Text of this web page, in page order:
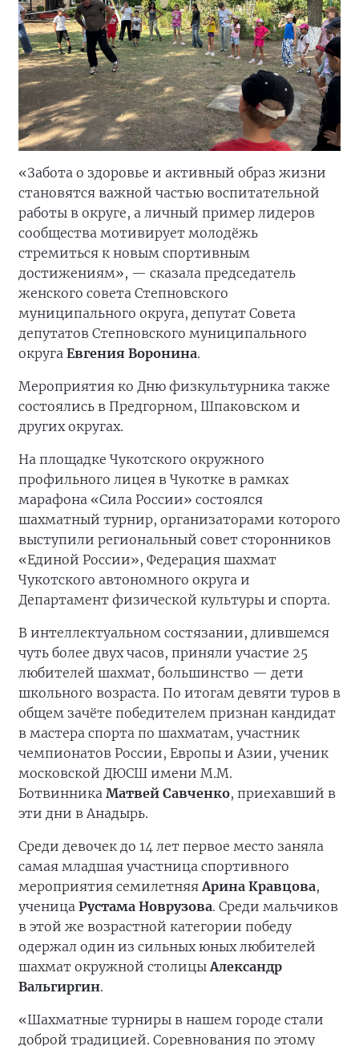
«Забота о здоровье и активный образ жизни
становятся важной частью воспитательной
работы в округе, а личный пример лидеров
сообщества мотивирует молодёжь
стремиться к новым спортивным
достижениям», — сказала председатель
женского совета Степновского
муниципального округа, депутат Совета
депутатов Степновского муниципального
округа Евгения Воронина.
Мероприятия ко Дню физкультурника также
состоялись в Предгорном, Шпаковском и
других округах.
На площадке Чукотского окружного
профильного лицея в Чукотке в рамках
марафона «Сила России» состоялся
шахматный турнир, организаторами которого
выступили региональный совет сторонников
«Единой России», Федерация шахмат
Чукотского автономного округа и
Департамент физической культуры и спорта.
В интеллектуальном состязании, длившемся
чуть более двух часов, приняли участие 25
любителей шахмат, большинство — дети
школьного возраста. По итогам девяти туров в
общем зачёте победителем признан кандидат
в мастера спорта по шахматам, участник
чемпионатов России, Европы и Азии, ученик
московской ДЮСШ имени М.М.
Ботвинника Матвей Савченко, приехавший в
эти дни в Анадырь.
Среди девочек до 14 лет первое место заняла
самая младшая участница спортивного
мероприятия семилетняяАрина Кравцова,
ученица Рустама Новрузова. Среди мальчиков
в этой же возрастной категории победу
одержал один из сильных юных любителей
шахмат окружной столицыАлександр
Вальгиргин.
«Шахматные турниры в нашем городе стали
доброй традицией. Соревнования по этому